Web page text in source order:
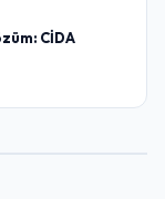
CİDA